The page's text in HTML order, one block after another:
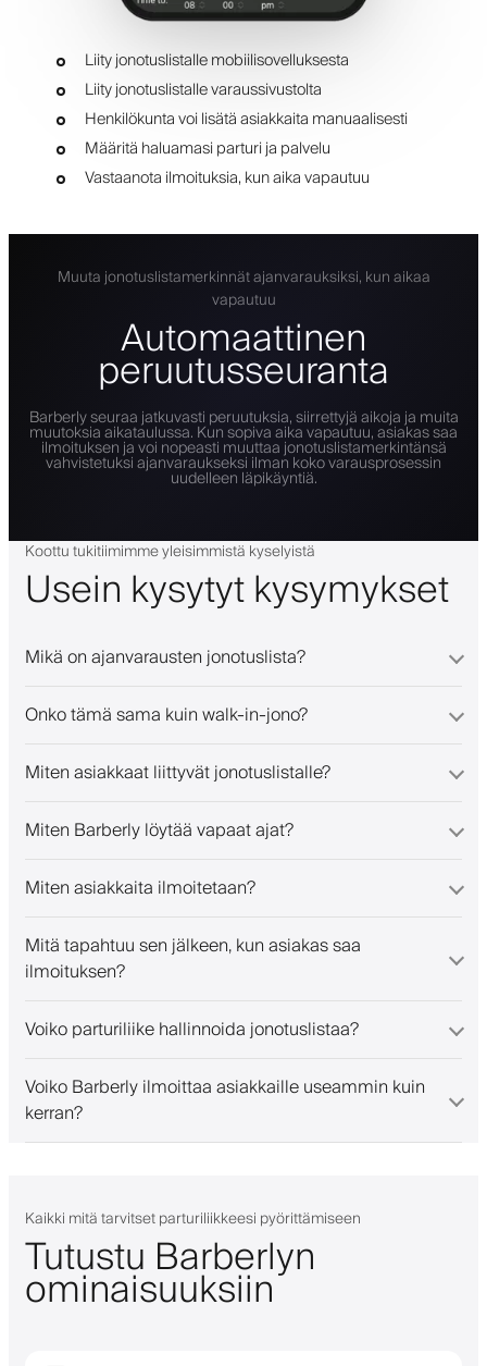
Liity jonotuslistalle mobiilisovelluksesta
Liity jonotuslistalle varaussivustolta
Henkilökunta voi lisätä asiakkaita manuaalisesti
Määritä haluamasi parturi ja palvelu
Vastaanota ilmoituksia, kun aika vapautuu
Muuta jonotuslistamerkinnät ajanvarauksiksi, kun aikaa
vapautuu
Automaattinen
peruutusseuranta
Barberly seuraa jatkuvasti peruutuksia, siirrettyjä aikoja ja muita
muutoksia aikataulussa. Kun sopiva aika vapautuu, asiakas saa
ilmoituksen ja voi nopeasti muuttaa jonotuslistamerkintänsä
vahvistetuksi ajanvaraukseksi ilman koko varausprosessin
uudelleen läpikäyntiä.
Koottu tukitiimimme yleisimmistä kyselyistä
Usein kysytyt kysymykset
Mikä on ajanvarausten jonotuslista?
Onko tämä sama kuin walk-in-jono?
Miten asiakkaat liittyvät jonotuslistalle?
Miten Barberly löytää vapaat ajat?
Miten asiakkaita ilmoitetaan?
Mitä tapahtuu sen jälkeen, kun asiakas saa
ilmoituksen?
Voiko parturiliike hallinnoida jonotuslistaa?
Voiko Barberly ilmoittaa asiakkaille useammin kuin
kerran?
Kaikki mitä tarvitset parturiliikkeesi pyörittämiseen
Tutustu Barberlyn
ominaisuuksiin